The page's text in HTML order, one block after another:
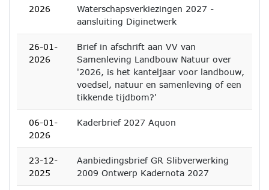
2026
Waterschapsverkiezingen 2027 -
aansluiting Diginetwerk
26-01-
2026
Brief in afschrift aan VV van
Samenleving Landbouw Natuur over
'2026, is het kanteljaar voor landbouw,
voedsel, natuur en samenleving of een
tikkende tijdbom?'
06-01-
2026
Kaderbrief 2027 Aquon
23-12-
2025
Aanbiedingsbrief GR Slibverwerking
2009 Ontwerp Kadernota 2027